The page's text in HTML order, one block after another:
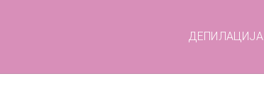
ДЕПИЛАЦИЈА